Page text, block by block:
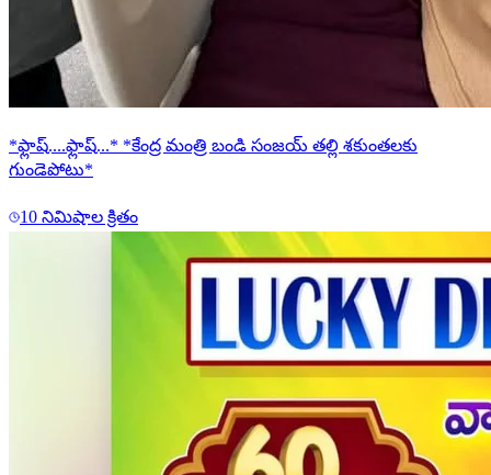
*ఫ్లాష్....ఫ్లాష్...* *కేంద్ర మంత్రి బండి సంజయ్ తల్లి శకుంతలకు
గుండెపోటు*
10 నిమిషాల క్రితం